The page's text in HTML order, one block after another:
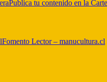
Publica tu contenido en la
Fomento Lector – manucultura.cl